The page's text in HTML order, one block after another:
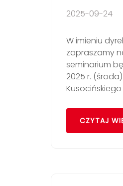
2025-09-24
W imieniu
zapraszamy
seminarium
2025 r.
CZYTAJ